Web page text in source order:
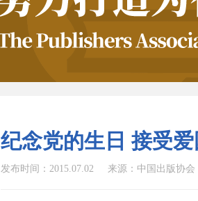
纪念党的生日 接受
发布时间：2015.07.02 来源：中国出版协会